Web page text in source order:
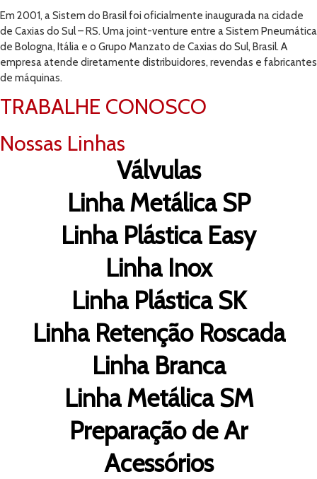
Em 2001, a Sistem do Brasil foi oficialmente inaugurada na cidade
de Caxias do Sul – RS. Uma joint-venture entre a Sistem Pneumática
de Bologna, Itália e o Grupo Manzato de Caxias do Sul, Brasil. A
empresa atende diretamente distribuidores, revendas e fabricantes
de máquinas.
TRABALHE CONOSCO
Nossas Linhas
Válvulas
Linha Metálica SP
Linha Plástica Easy
Linha Inox
Linha Plástica SK
Linha Retenção Roscada
Linha Branca
Linha Metálica SM
Preparação de Ar
Acessórios